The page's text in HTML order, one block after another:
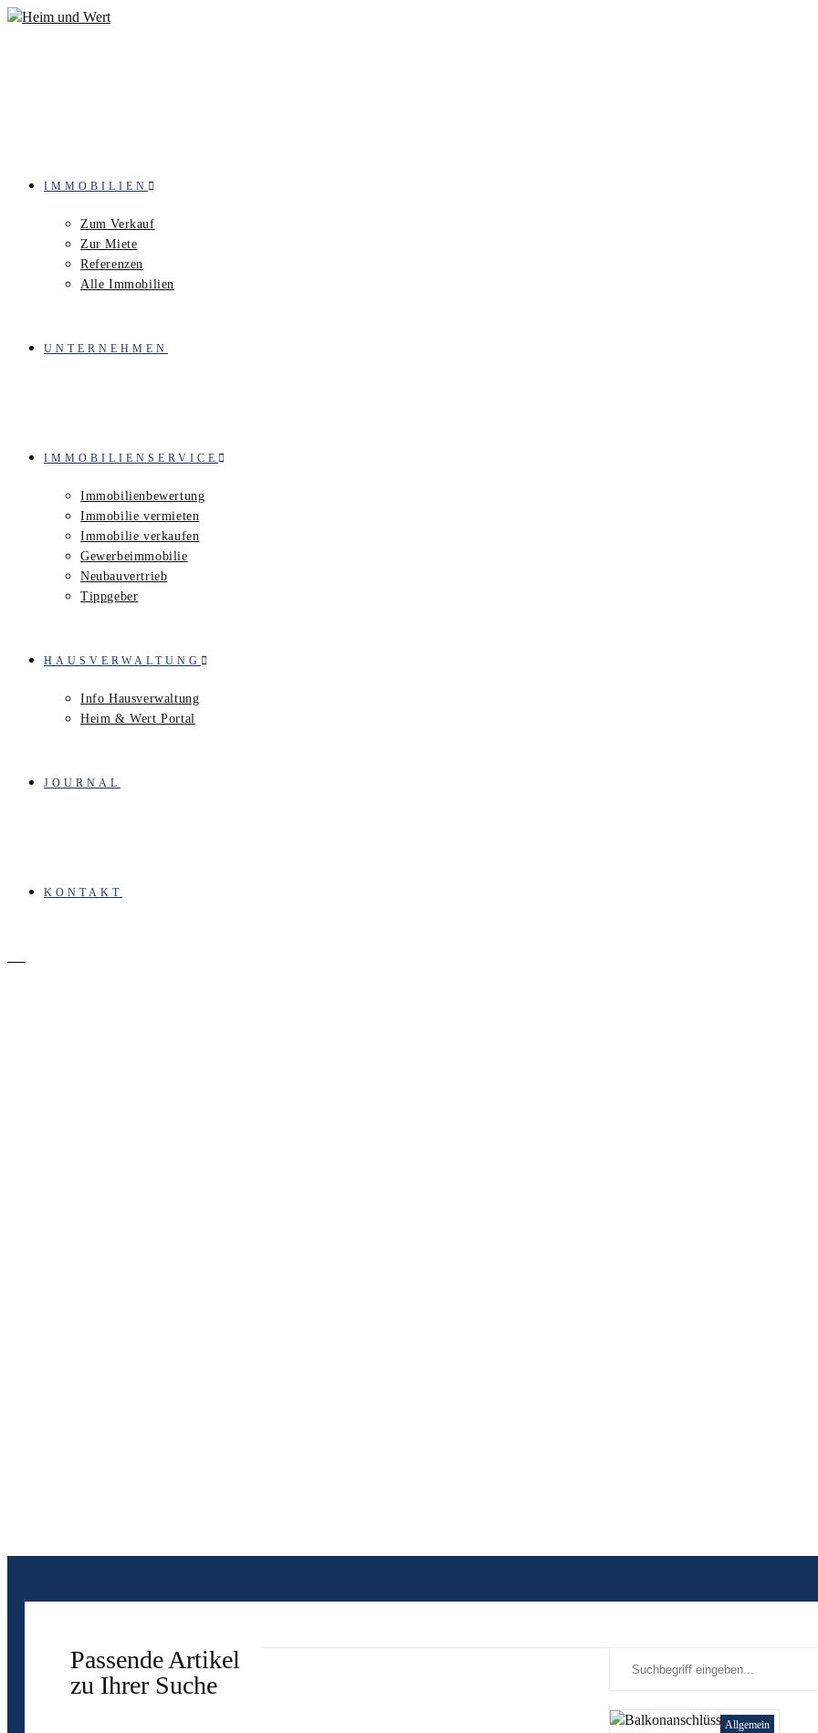
IMMOBILIEN
Zum Verkauf
Zur Miete
Referenzen
Alle Immobilien
UNTERNEHMEN
IMMOBILIENSERVICE
Immobilienbewertung
Immobilie vermieten
Immobilie verkaufen
Gewerbeimmobilie
Neubauvertrieb
Tippgeber
HAUSVERWALTUNG
Info Hausverwaltung
Heim & Wert Portal
JOURNAL
KONTAKT
Passende Artikel
zu Ihrer Suche
Allgemein